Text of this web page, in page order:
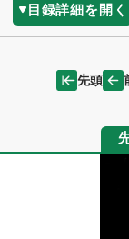
目録詳細を開く
先頭